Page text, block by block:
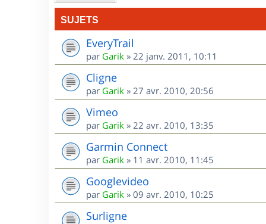
SUJETS
EveryTrail
par Garik » 22 janv. 2011, 10:11
Cligne
par Garik » 27 avr. 2010, 20:56
Vimeo
par Garik » 22 avr. 2010, 13:35
Garmin Connect
par Garik » 11 avr. 2010, 11:45
Googlevideo
par Garik » 09 avr. 2010, 10:25
Surligne